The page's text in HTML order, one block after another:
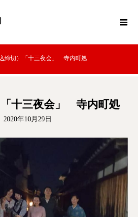
込締切）「十三夜会」 寺内町処
「十三夜会」 寺内町処
2020年10月29日